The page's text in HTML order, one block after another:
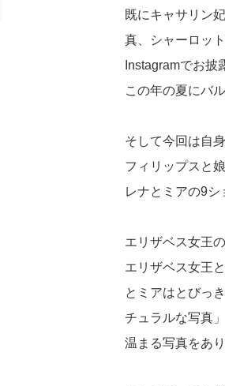
既にキャサリン
真、シャーロッ
Instagramでお披
この年の夏にバ
そして今回は自
フィリップスと
レナとミアの9シ
エリザベス女王
エリザベス女王
とミアはとびっ
チュラルな写真
温まる写真をあ